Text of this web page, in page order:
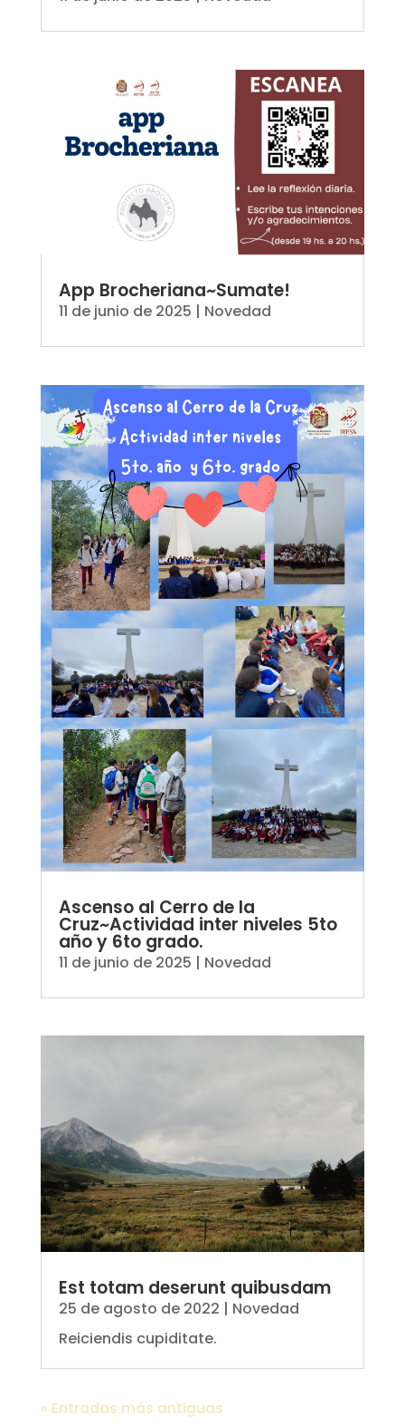
App Brocheriana~Sumate!
11 de junio de 2025 | Novedad
Ascenso al Cerro de la
Cruz~Actividad inter niveles 5to
año y 6to grado.
11 de junio de 2025 | Novedad
Est totam deserunt quibusdam
25 de agosto de 2022 | Novedad
Reiciendis cupiditate.
« Entradas más antiguas